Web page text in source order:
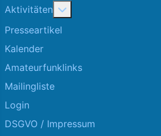
Aktivitäten
Presseartikel
Kalender
Amateurfunklinks
Mailingliste
Login
DSGVO / Impressum